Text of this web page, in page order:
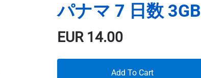
パナマ 7 日数 3GB
EUR14.00
Add To Cart